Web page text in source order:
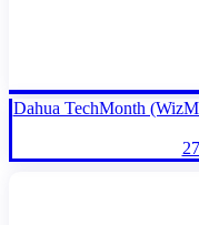
Dahua TechMonth